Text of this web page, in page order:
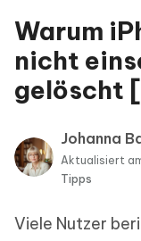
ReiBoot
for iOS
PDF
Editor
Warum
nicht
gelöscht
Johanna
Aktualisiert
Tipps
Viele Nutzer